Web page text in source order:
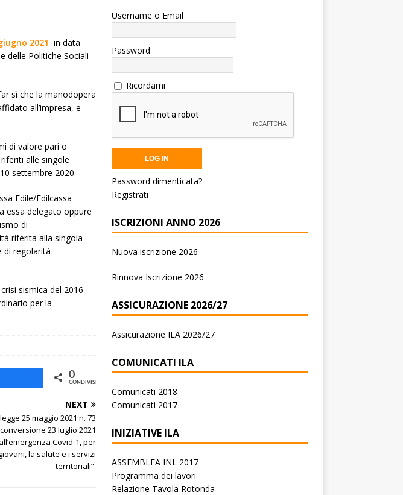
2021 in data
delle Politiche Sociali
sì che la manodopera
all’impresa, e
di valore pari o
alle singole
settembre 2020.
Edile/Edilcassa
essa delegato oppure
di
riferita alla singola
di regolarità
sismica del 2016
per la
0
CONDIVISIONI
NEXT
25 maggio 2021 n. 73
23 luglio 2021
Covid-1, per
la salute e i servizi
territoriali”.
Username o Email
Password
Ricordami
Password dimenticata?
Registrati
ISCRIZIONI ANNO 2026
Nuova iscrizione 2026
Rinnova Iscrizione 2026
ASSICURAZIONE 2026/27
Assicurazione ILA 2026/27
COMUNICATI ILA
Comunicati 2018
Comunicati 2017
INIZIATIVE ILA
ASSEMBLEA INL 2017
Programma dei lavori
Relazione Tavola Rotonda